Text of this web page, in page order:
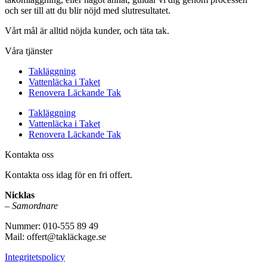
och ser till att du blir nöjd med slutresultatet.
Vårt mål är alltid nöjda kunder, och täta tak.
Våra tjänster
Takläggning
Vattenläcka i Taket
Renovera Läckande Tak
Takläggning
Vattenläcka i Taket
Renovera Läckande Tak
Kontakta oss
Kontakta oss idag för en fri offert.
Nicklas
– Samordnare
Nummer: 010-555 89 49
Mail: offert@takläckage.se
Integritetspolicy